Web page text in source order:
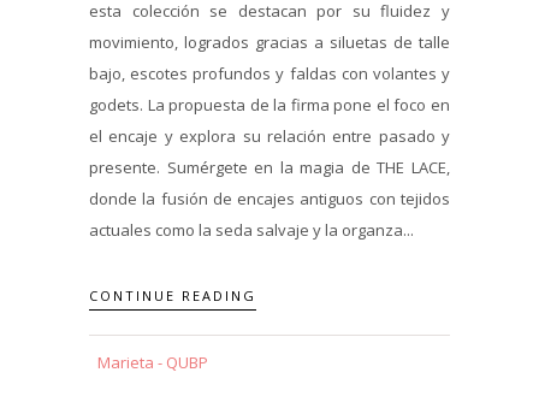
esta colección se destacan por su fluidez y
movimiento, logrados gracias a siluetas de talle
bajo, escotes profundos y faldas con volantes y
godets. La propuesta de la firma pone el foco en
el encaje y explora su relación entre pasado y
presente. Sumérgete en la magia de THE LACE,
donde la fusión de encajes antiguos con tejidos
actuales como la seda salvaje y la organza...
CONTINUE READING
Marieta - QUBP